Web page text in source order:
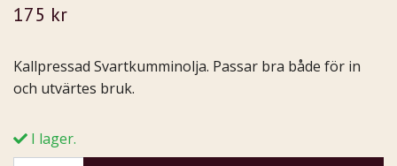
175 kr
Kallpressad Svartkumminolja. Passar bra både för in
och utvärtes bruk.
I lager.